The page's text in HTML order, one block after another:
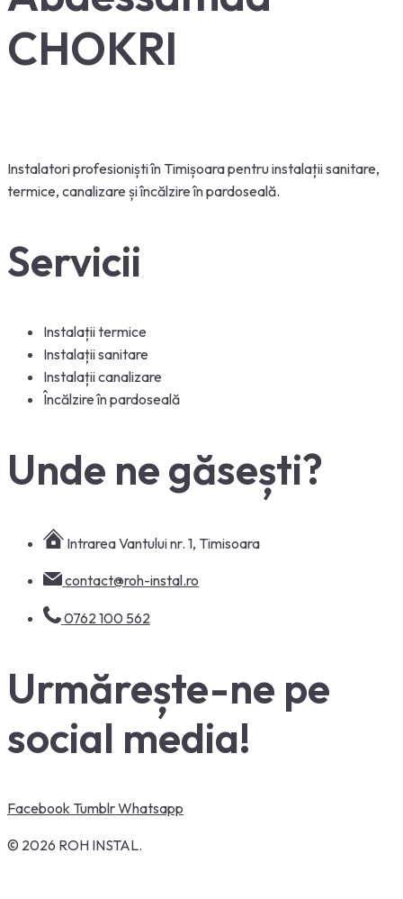
CHOKRI
Instalatoriprofesioniștiîn Timișoarapentruinstalațiisanitare,
termice, canalizare șiîncălzire înpardoseală.
Servicii
Instalații termice
Instalații sanitare
Instalații canalizare
Încălzire în pardoseală
Unde ne găsești?
Intrarea Vantului nr. 1, Timisoara
contact@roh-instal.ro
0762 100 562
Urmărește-ne pe
social media!
Facebook TumblrWhatsapp
© 2026 ROH INSTAL.